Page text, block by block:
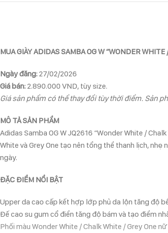
MUA GIÀY ADIDAS SAMBA OG W “WONDER
Ngày đăng: 27/02/2026
Giá bán: 2.890.000 VND, tùy size.
Giá sản phẩm có thể thay đổi tùy thời điểm. Sản
MÔ TẢ SẢN PHẨM
Adidas Samba OG W JQ2616 “Wonder White /
White và Grey One tạo nên tổng thể thanh lịch,
ngày.
ĐẶC ĐIỂM NỔI BẬT
Upper da cao cấp kết hợp lớp phủ da lộn tăng độ
Đế cao su gum cổ điển tăng độ bám và tạo điểm
Phối màu Wonder White / Chalk White / Grey One